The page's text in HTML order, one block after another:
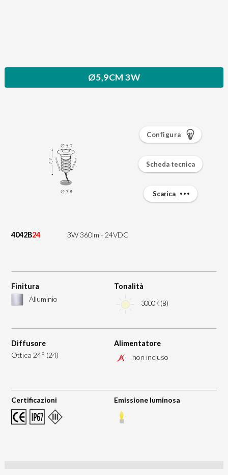
Ø5,9CM 3W
4042B24 3W 360lm - 24VDC
Finitura
Alluminio
Tonalità
3000K (B)
Diffusore
Ottica 24° (24)
Alimentatore
non incluso
Certificazioni Emissione luminosa
Configura
Scheda tecnica
Scarica